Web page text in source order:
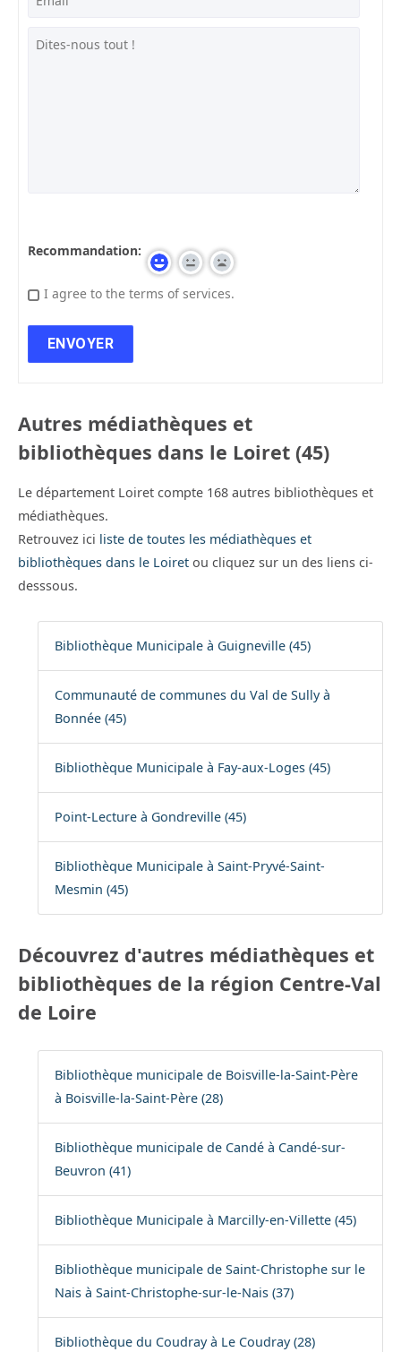
Recommandation:
I agree to the terms of services.
Autres médiathèques et
bibliothèques dans le Loiret (45)
Le département Loiret compte 168 autres bibliothèques et
médiathèques.
Retrouvez ici liste de toutes les médiathèques et
bibliothèques dans le Loiret ou cliquez sur un des liens ci-
desssous.
Bibliothèque Municipale à Guigneville (45)
Communauté de communes du Val de Sully à
Bonnée (45)
Bibliothèque Municipale à Fay-aux-Loges (45)
Point-Lecture à Gondreville (45)
Bibliothèque Municipale à Saint-Pryvé-Saint-
Mesmin (45)
Découvrez d'autres médiathèques et
bibliothèques de la région Centre-Val
de Loire
Bibliothèque municipale de Boisville-la-Saint-Père
à Boisville-la-Saint-Père (28)
Bibliothèque municipale de Candé à Candé-sur-
Beuvron (41)
Bibliothèque Municipale à Marcilly-en-Villette (45)
Bibliothèque municipale de Saint-Christophe sur le
Nais à Saint-Christophe-sur-le-Nais (37)
Bibliothèque du Coudray à Le Coudray (28)